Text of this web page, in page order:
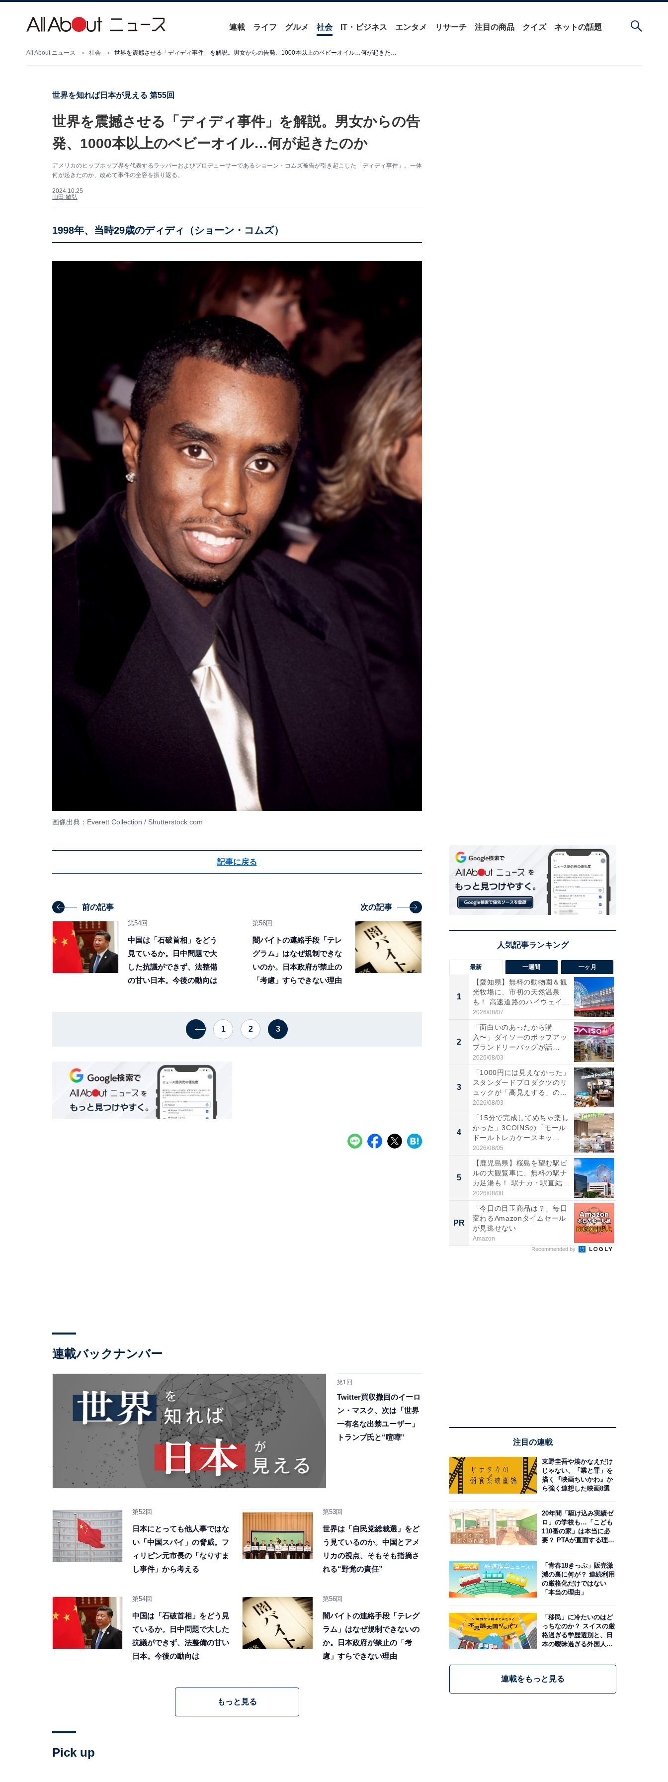
連載 ライフ グルメ 社会 IT・ビジネス エンタメ リサーチ 注目の商品 クイズ ネットの話題
All About ニュース 社会 世界を震撼させる「ディディ事件」を解説。男女からの告発、1000本以上のベビーオイル…何が起きたのか
世界を知れば日本が見える 第55回
世界を震撼させる「ディディ事件」を解説。男女からの告
発、1000本以上のベビーオイル…何が起きたのか
アメリカのヒップホップ界を代表するラッパーおよびプロデューサーであるショーン・コムズ被告が引き起こした「ディディ事件」。一体
何が起きたのか、改めて事件の全容を振り返る。
2024.10.25
山田 敏弘
1998年、当時29歳のディディ（ショーン・コムズ）
画像出典：Everett Collection / Shutterstock.com
記事に戻る
前の記事
第54回
中国は「石破首相」をどう
見ているか。日中問題で大
した抗議ができず、法整備
の甘い日本。今後の動向は
次の記事
第56回
闇バイトの連絡手段「テレ
グラム」はなぜ規制できな
いのか。日本政府が禁止の
「考慮」すらできない理由
1 2 3
連載バックナンバー
第1回
Twitter買収撤回のイーロ
ン・マスク、次は「世界
一有名な出禁ユーザー」
トランプ氏と“喧嘩”
第52回
日本にとっても他人事ではな
い「中国スパイ」の脅威。フ
ィリピン元市長の「なりすま
し事件」から考える
第53回
世界は「自民党総裁選」をど
う見ているのか。中国とアメ
リカの視点、そもそも指摘さ
れる“野党の責任”
第54回
中国は「石破首相」をどう見
ているか。日中問題で大した
抗議ができず、法整備の甘い
日本。今後の動向は
第56回
闇バイトの連絡手段「テレグ
ラム」はなぜ規制できないの
か。日本政府が禁止の「考
慮」すらできない理由
もっと見る
Pick up
最新 一週間 一ヶ月
1
【愛知県】無料の動物園＆観
光牧場に、市初の天然温泉
も！ 高速道路のハイウェイオ
ア...
2026/08/07
2
「面白いのあったから購
入〜」ダイソーのポップアッ
プランドリーバッグが話
題。“さま...
2026/08/03
3
「1000円には見えなかった」
スタンダードプロダクツのリ
ュックが「高見えする」の...
2026/08/03
4
「15分で完成してめちゃ楽し
かった」3COINSの「モール
ドールトレカケースキッ...
2026/08/05
5
【鹿児島県】桜島を望む駅ビ
ルの大観覧車に、無料の駅ナ
カ足湯も！ 駅ナカ・駅直結
ス...
2026/08/08
PR
「今日の目玉商品は？」毎日
変わるAmazonタイムセール
が見逃せない
Amazon
Recommended by
注目の連載
東野圭吾や湊かなえだけ
じゃない、「業と罪」を
描く『映画ちいかわ』か
ら強く連想した映画8選
20年間「駆け込み実績ゼ
ロ」の学校も…「こども
110番の家」は本当に必
要？ PTAが直面する理想
「青春18きっぷ」販売激
減の裏に何が？ 連続利用
の厳格化だけではない
「本当の理由」
「移民」に冷たいのはど
っちなのか？ スイスの厳
格過ぎる学歴選別と、日
本の曖昧過ぎる外国人政
連載をもっと見る